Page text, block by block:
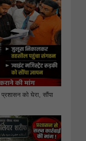
को घेरा, सौंपा